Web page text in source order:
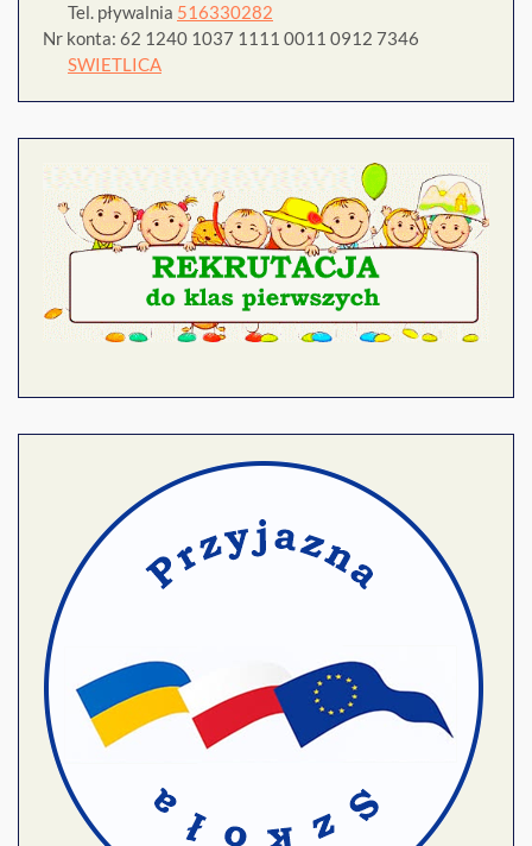
Tel. pływalnia 516330282
Nr konta: 62 1240 1037 1111 0011 0912 7346
SWIETLICA